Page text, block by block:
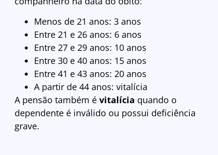
Menos de 21 anos: 3 anos
Entre 21 e 26 anos: 6 anos
Entre 27 e 29 anos: 10 anos
Entre 30 e 40 anos: 15 anos
Entre 41 e 43 anos: 20 anos
A partir de 44 anos: vitalícia
A pensão também é vitalícia quando o
dependente é inválido ou possui deficiência
grave.